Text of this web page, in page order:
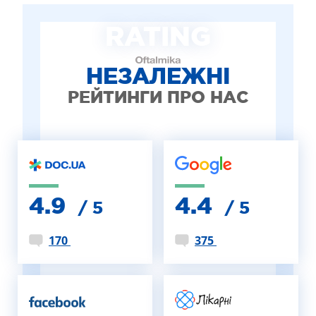
ДИТЯЧА ОФТАЛЬМОЛОГІЯ
ЛІКУВАННЯ ЗАХВОРЮВАНЬ СІТКІВКИ
ЕСТЕТИЧНА ХІРУРГІЯ
НЕЗАЛЕЖНІ
РЕЙТИНГИ ПРО НАС
4.9 / 5
170
4.4 / 5
375